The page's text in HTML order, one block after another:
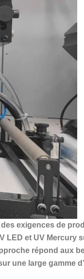
exigences de
et UV Mercury
répond aux
une large gamme